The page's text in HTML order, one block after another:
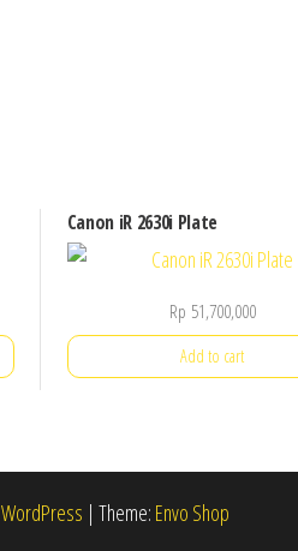
Canon iR 2630i Plate
Rp 51,700,000
Add to cart
WordPress | Theme: Envo Shop